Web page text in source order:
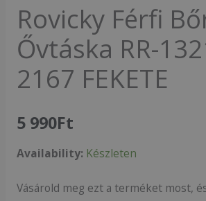
Rovicky Férfi
Ővtáska RR-
2167 FEKETE
5 990Ft
Availability: Készleten
Vásárold meg ezt a terméket most,